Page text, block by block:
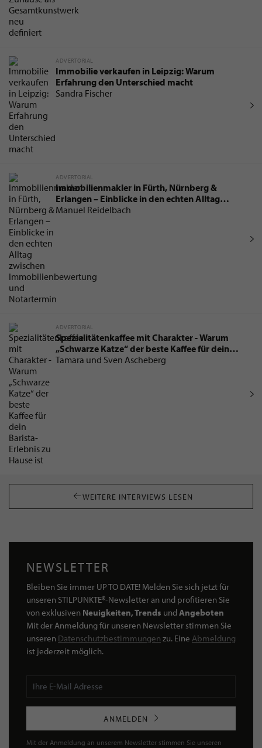
ADVERTORIAL
Immobilie verkaufen in Leipzig: Warum
Erfahrung den Unterschied macht
Sandra Fischer
ADVERTORIAL
Immobilienmakler in Fürth, Nürnberg &
Erlangen – Einblicke in den echten Alltag
zwischen Immobilienbewertung und
Manuel Reidelbach
ADVERTORIAL
Spezialitätenkaffee mit Charakter - Warum
„Schwarze Katze“ der beste Kaffee für dein
Barista-Erlebnis zu Hause ist
Tamara und Sven Ascheberg
WEITERE INTERVIEWS LESEN
NEWSLETTER
Bleiben Sie immer UP TO DATE! Melden Sie sich jetzt für
unseren STILPUNKTE®-Newsletter an und profitieren Sie
von exklusiven Neuigkeiten, Trends undAngeboten
Mit der Anmeldung für unseren Newsletter stimmen Sie
unseren Datenschutzbestimmungen zu. Eine Abmeldung
ist jederzeit möglich.
ANMELDEN
Mit der Anmeldung an unserem Newsletter stimmen Sie unseren